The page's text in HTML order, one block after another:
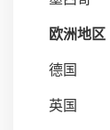
欧洲地区
德国
英国